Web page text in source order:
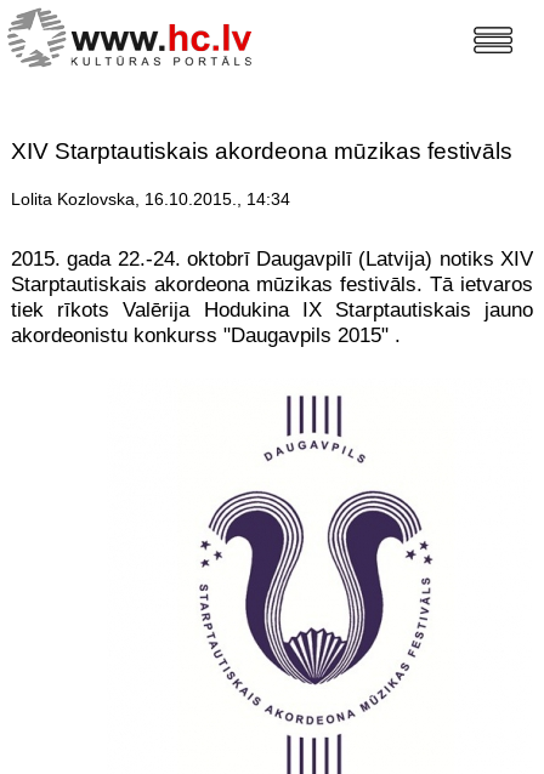
XIV Starptautiskais akordeona mūzikas festivāls
Lolita Kozlovska, 16.10.2015., 14:34
2015. gada 22.-24. oktobrī Daugavpilī (Latvija) notiks XIV
Starptautiskais akordeona mūzikas festivāls. Tā ietvaros
tiek rīkots Valērija Hodukina IX Starptautiskais jauno
akordeonistu konkurss "Daugavpils 2015" .